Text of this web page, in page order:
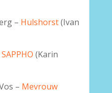
– Hulshorst(Ivan
SAPPHO (Karin
– Mevrouw